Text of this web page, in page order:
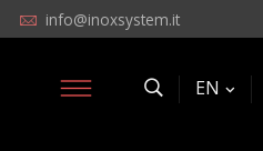
info@inoxsystem.it
EN